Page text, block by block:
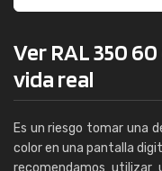
Ver RAL 350
vida real
Es un riesgo tomar una
color en una pantalla
recomendamos utilizar